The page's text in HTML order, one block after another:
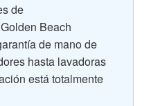
de
Beach
de mano de
hasta lavadoras
está totalmente